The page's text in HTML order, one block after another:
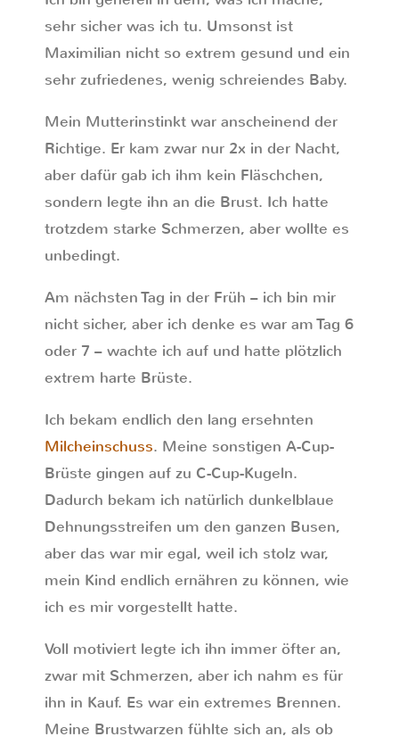
sehr sicher was ich tu. Umsonst ist
Maximilian nicht so extrem gesund und ein
sehr zufriedenes, wenig schreiendes Baby.
Mein Mutterinstinkt war anscheinend der
Richtige. Er kam zwar nur 2x in der Nacht,
aber dafür gab ich ihm kein Fläschchen,
sondern legte ihn an die Brust. Ich hatte
trotzdem starke Schmerzen, aber wollte es
unbedingt.
Am nächsten Tag in der Früh – ich bin mir
nicht sicher, aber ich denke es war am Tag 6
oder 7 – wachte ich auf und hatte plötzlich
extrem harte Brüste.
Ich bekam endlich den lang ersehnten
Milcheinschuss. Meine sonstigen A-Cup-
Brüste gingen auf zu C-Cup-Kugeln.
Dadurch bekam ich natürlich dunkelblaue
Dehnungsstreifen um den ganzen Busen,
aber das war mir egal, weil ich stolz war,
mein Kind endlich ernähren zu können, wie
ich es mir vorgestellt hatte.
Voll motiviert legte ich ihn immer öfter an,
zwar mit Schmerzen, aber ich nahm es für
ihn in Kauf. Es war ein extremes Brennen.
Meine Brustwarzen fühlte sich an, als ob